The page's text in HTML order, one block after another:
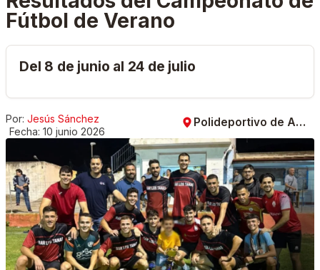
Fútbol de Verano
Del 8 de junio al 24 de julio
Por: Jesús Sánchez
Fecha: 10 junio 2026
Polideportivo de Abarán